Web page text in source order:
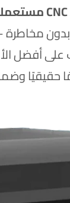
بدون
لعام 2025،
حقيقيًا